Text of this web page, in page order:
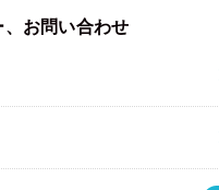
お問い合わせ